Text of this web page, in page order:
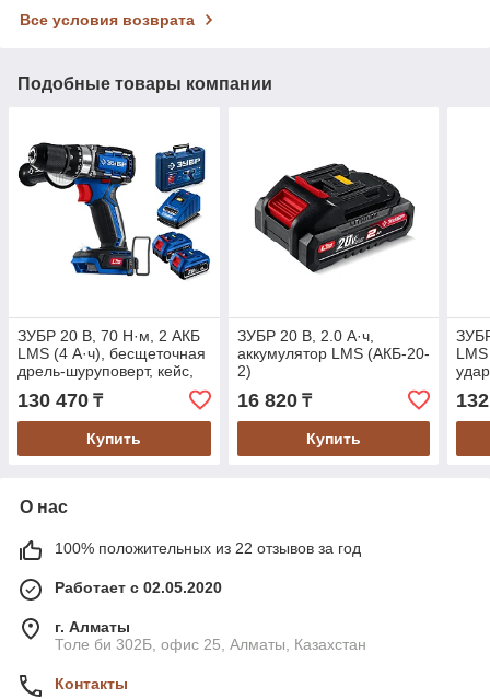
Все условия возврата
Подобные товары компании
ЗУБР 20 В, 70 Н·м, 2 АКБ
LMS (4 А·ч), бесщеточная
дрель-шуруповерт, кейс,
ПРОФЕССИОНАЛ (DB-70-
42)
130 470 ₸
Купить
ЗУБР 20 В, 2.0 А·ч,
аккумулятор LMS (АКБ-20-
2)
16 820₸
Купить
70-
О нас
100% положительных из 22 отзывов за год
Работает с 02.05.2020
г. Алматы
Толе би 302Б, офис 25, Алматы, Казахстан
Контакты